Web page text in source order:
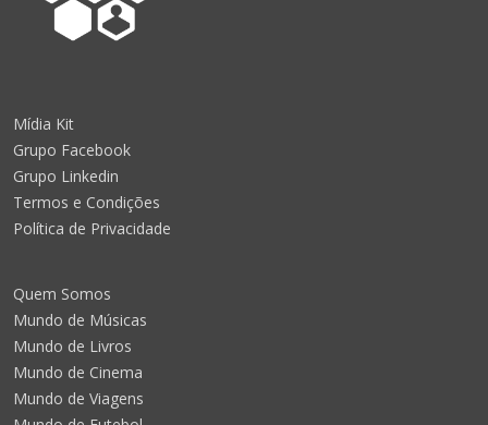
Mídia Kit
Grupo Facebook
Grupo Linkedin
Termos e Condições
Política de Privacidade
Quem Somos
Mundo de Músicas
Mundo de Livros
Mundo de Cinema
Mundo de Viagens